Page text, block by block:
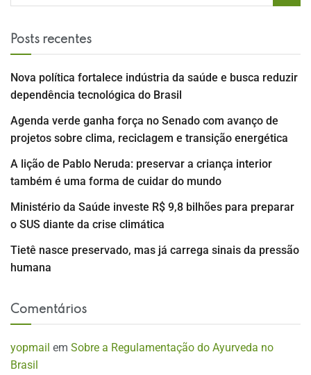
Posts recentes
Nova política fortalece indústria da saúde e busca reduzir
dependência tecnológica do Brasil
Agenda verde ganha força no Senado com avanço de
projetos sobre clima, reciclagem e transição energética
A lição de Pablo Neruda: preservar a criança interior
também é uma forma de cuidar do mundo
Ministério da Saúde investe R$ 9,8 bilhões para preparar
o SUS diante da crise climática
Tietê nasce preservado, mas já carrega sinais da pressão
humana
Comentários
yopmail em Sobre a Regulamentação do Ayurveda no
Brasil